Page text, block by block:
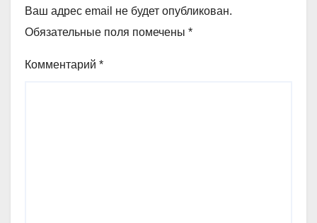
Ваш адрес email не будет опубликован.
Обязательные поля помечены *
Комментарий *